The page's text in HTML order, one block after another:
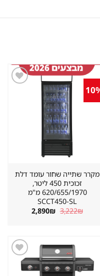
מקרר שתייה שחור עומד דלת
זכוכית 450 ליטר,
620/655/1970 מ"מ
SCCT450-SL
3,222₪ המחיר
המקורי
2,890₪ המחיר
הנוכחי
שמור
מוצר